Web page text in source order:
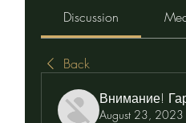
Discussion
Back
Внимание!
August 23, 2023